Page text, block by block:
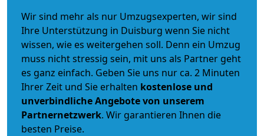
Wir sind mehr als nur Umzugsexperten, wir sind
Ihre Unterstützung in Duisburg wenn Sie nicht
wissen, wie es weitergehen soll. Denn ein Umzug
muss nicht stressig sein, mit uns als Partner geht
es ganz einfach. Geben Sie uns nur ca. 2 Minuten
Ihrer Zeit und Sie erhalten kostenlose und
unverbindlicheAngebote von unserem
Partnernetzwerk. Wir garantieren Ihnen die
besten Preise.